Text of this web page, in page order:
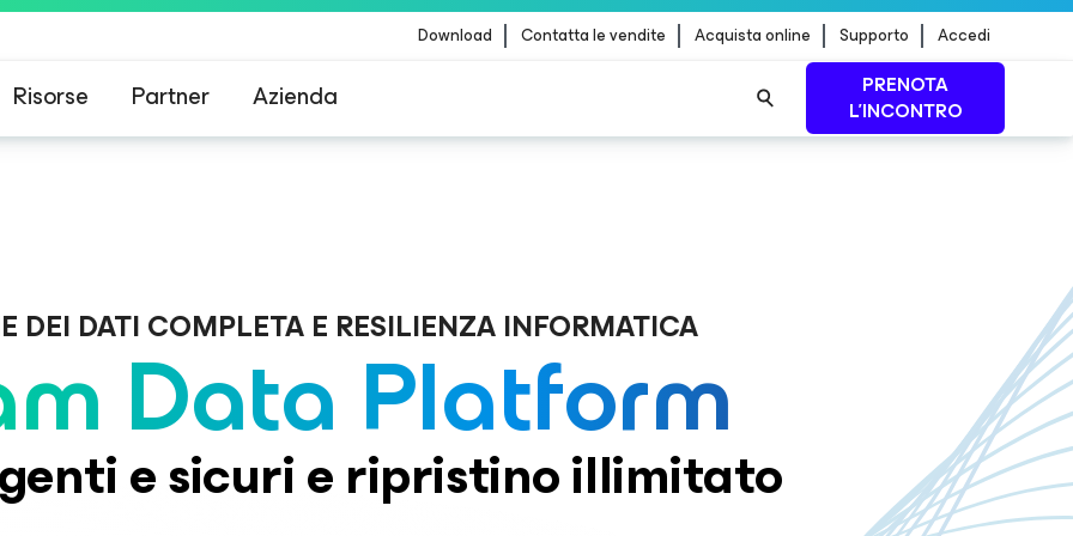
Download Contatta le vendite Acquista online Supporto Accedi
Risorse Partner Azienda
PRENOTA
L'INCONTRO
DEI DATI COMPLETA E RESILIENZA INFORMATICA
Data Platform
e sicuri e ripristino illimitato